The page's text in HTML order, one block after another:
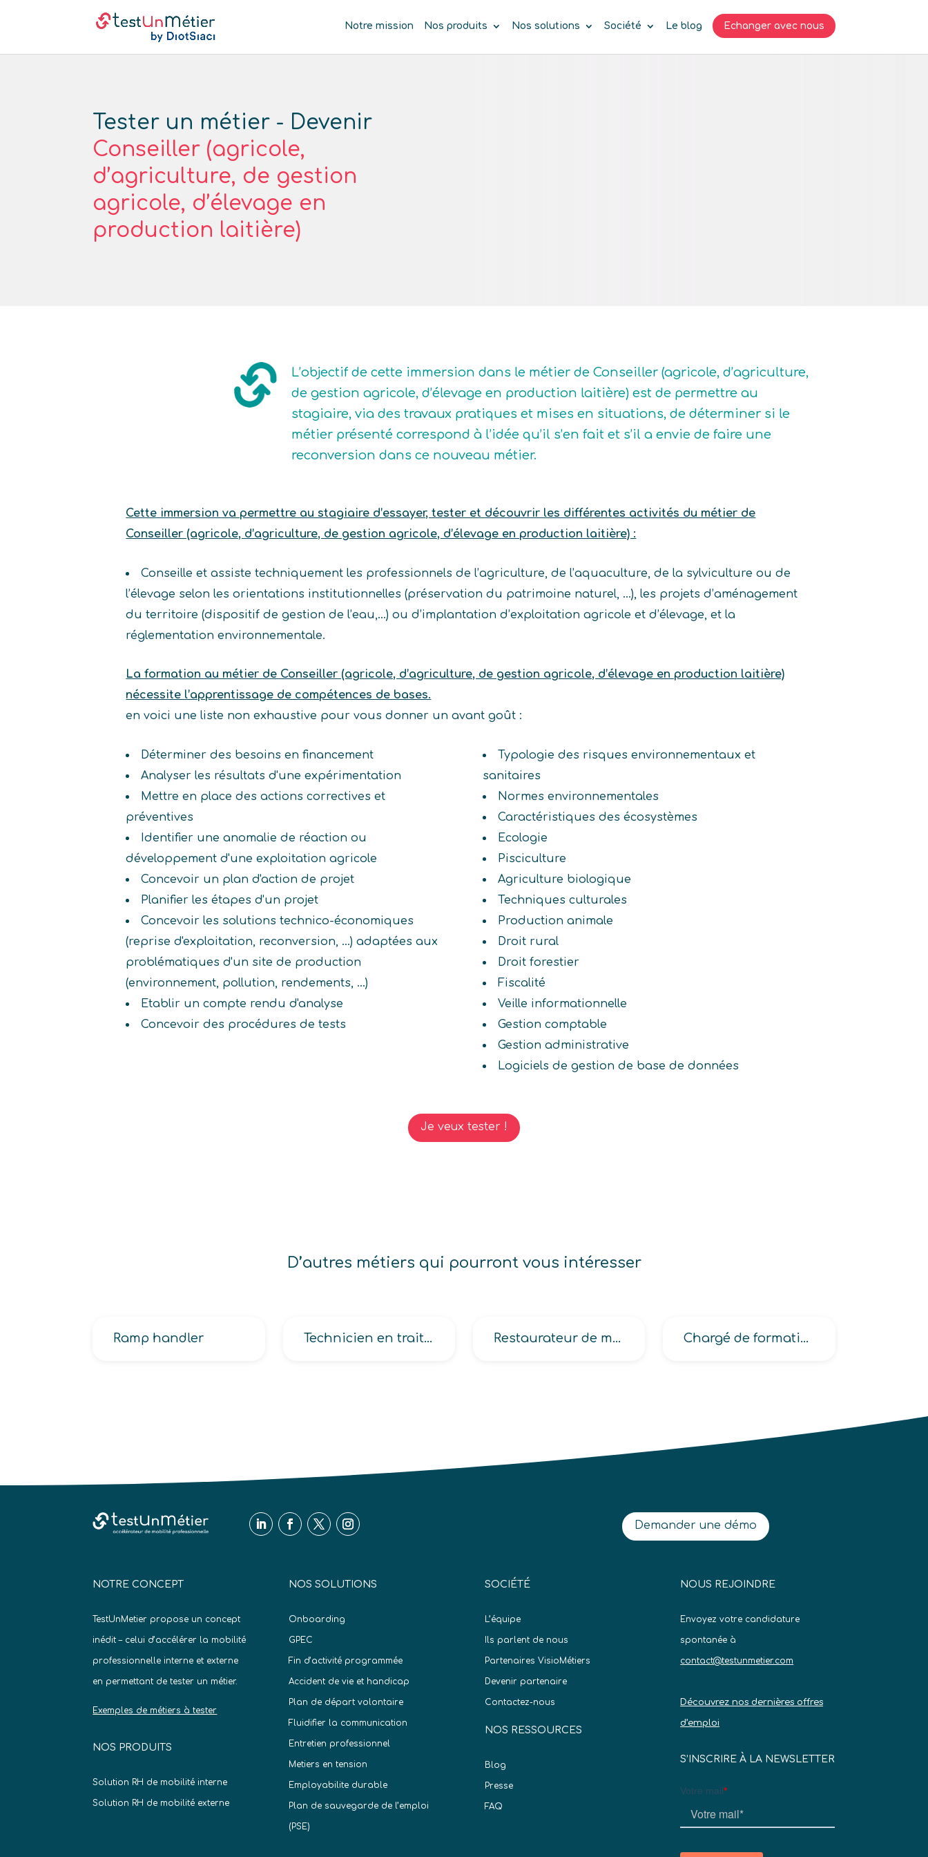
Notre mission Nos produits Nos solutions Société Le blog Echanger avec nous
Tester un métier - Devenir
Conseiller (agricole,
d’agriculture, de gestion
agricole, d’élevage en
production laitière)
L’objectif de cette immersion dans le métier de Conseiller (agricole, d’agriculture,
de gestion agricole, d’élevage en production laitière) est de permettre au
stagiaire, via des travaux pratiques et mises en situations, de déterminer si le
métier présenté correspond à l’idée qu’il s’en fait et s’il a envie de faire une
reconversion dans ce nouveau métier.
Cette immersion va permettre au stagiaire d’essayer, tester et découvrir les différentes activités du métier de
Conseiller (agricole, d’agriculture, de gestion agricole, d’élevage en production laitière) :
Conseille et assiste techniquement les professionnels de l’agriculture, de l’aquaculture, de la sylviculture ou de
l’élevage selon les orientations institutionnelles (préservation du patrimoine naturel, …), les projets d’aménagement
du territoire (dispositif de gestion de l’eau,…) ou d’implantation d’exploitation agricole et d’élevage, et la
réglementation environnementale.
La formation au métier de Conseiller (agricole, d’agriculture, de gestion agricole, d’élevage en production laitière)
nécessite l’apprentissage de compétences de bases.
en voici une liste non exhaustive pour vous donner un avant goût :
Déterminer des besoins en financement
Analyser les résultats d'une expérimentation
Mettre en place des actions correctives et
préventives
Identifier une anomalie de réaction ou
développement d'une exploitation agricole
Concevoir un plan d'action de projet
Planifier les étapes d'un projet
Concevoir les solutions technico-économiques
(reprise d'exploitation, reconversion, ...) adaptées aux
problématiques d'un site de production
(environnement, pollution, rendements, ...)
Etablir un compte rendu d'analyse
Concevoir des procédures de tests
Typologie des risques environnementaux et
sanitaires
Normes environnementales
Caractéristiques des écosystèmes
Ecologie
Pisciculture
Agriculture biologique
Techniques culturales
Production animale
Droit rural
Droit forestier
Fiscalité
Veille informationnelle
Gestion comptable
Gestion administrative
Logiciels de gestion de base de données
Je veux tester !
D’autres métiers qui pourront vous intéresser
Ramp handler Technicien en traitement (des déchets, des eaux) Restaurateur de meubles, Restaurateur de meubles anciens Chargé de formation en entreprise, de l’emploi et des compétences
Demander une démo
NOTRE CONCEPT
TestUnMetier propose un concept
inédit – celui d’accélérer la mobilité
professionnelle interne et externe
en permettant de tester un métier.
Exemples de métiers à tester
NOS PRODUITS
Solution RH de mobilité interne
Solution RH de mobilité externe
NOS SOLUTIONS
Onboarding
GPEC
Fin d’activité programmée
Accident de vie et handicap
Plan de départ volontaire
Fluidifier la communication
Entretien professionnel
Metiers en tension
Employabilite durable
Plan de sauvegarde de l’emploi
(PSE)
SOCIÉTÉ
L’équipe
Ils parlent de nous
Partenaires VisioMétiers
Devenir partenaire
Contactez-nous
NOS RESSOURCES
Blog
Presse
FAQ
NOUS REJOINDRE
Envoyez votre candidature
spontanée à
contact@testunmetier.com
Découvrez nos dernières offres
d’emploi
S’INSCRIRE À LA NEWSLETTER